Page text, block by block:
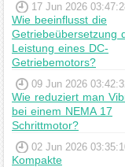
17 Jun 2026
Wie beeinflusst die
Getriebeübersetzung
Leistung eines DC-
Getriebemotors?
09 Jun 2026
Wie reduziert man
bei einem NEMA 17
Schrittmotor?
02 Jun 2026
Kompakte